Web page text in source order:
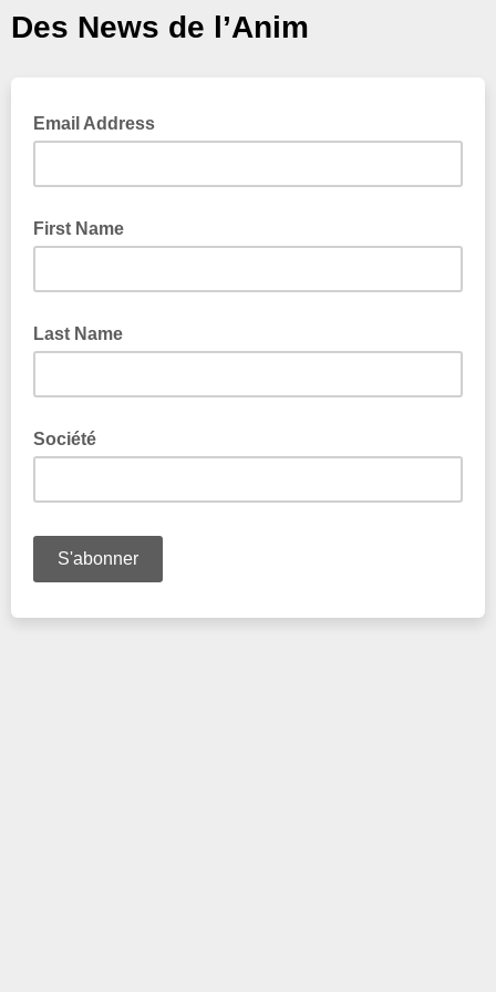
Des News de l’Anim
Email Address
First Name
Last Name
Société